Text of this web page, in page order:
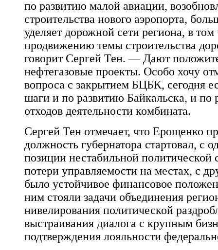
по развитию малой авиации,
строительства нового аэропорта,
уделяет дорожной сети региона, в том
продвижению темы строительства
говорит Сергей Тен. — Дают
нефтегазовые проекты. Особо хочу
вопроса с закрытием БЦБК, сегодня
шаги и по развитию Байкальска, и по
отходов деятельности комбината.
Сергей Тен отмечает, что Ерощенко
должность губернатора стартовал, с
позиции нестабильной политической
потери управляемости на местах, с
было устойчивое финансовое
ним стояли задачи объединения
нивелирования политической
выстраивания диалога с крупным
подтверждения лояльности